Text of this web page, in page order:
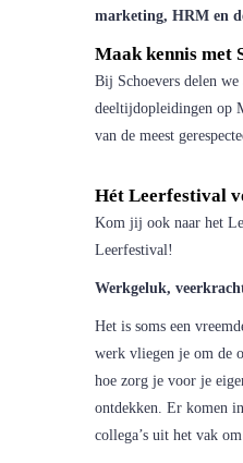
marketing, HRM en
Maak kennis met
Bij Schoevers delen
deeltijdopleidingen op
van de meest
Hét Leerfestival
Kom jij ook naar het
Leerfestival!
Werkgeluk,
Het is soms een
werk vliegen je om de
hoe zorg je voor je
ontdekken. Er komen
collega’s uit het vak